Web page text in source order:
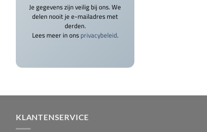
Je gegevens zijn veilig bij ons. We
delen nooit je e-mailadres met
derden.
Lees meer in onsprivacybeleid.
KLANTENSERVICE